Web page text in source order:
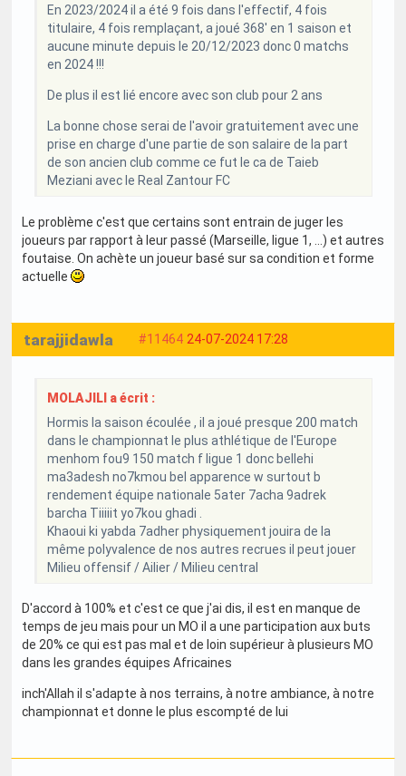
En 2023/2024 il a été 9 fois dans l'effectif, 4 fois
titulaire, 4 fois remplaçant, a joué 368' en 1 saison et
aucune minute depuis le 20/12/2023 donc 0 matchs
en 2024 !!!
De plus il est lié encore avec son club pour 2 ans
La bonne chose serai de l'avoir gratuitement avec une
prise en charge d'une partie de son salaire de la part
de son ancien club comme ce fut le ca de Taieb
Meziani avec le Real Zantour FC
Le problème c'est que certains sont entrain de juger les
joueurs par rapport à leur passé (Marseille, ligue 1, ...) et autres
foutaise. On achète un joueur basé sur sa condition et forme
actuelle
#11464 24-07-2024 17:28
tarajjidawla
MOLAJILI a écrit :
Hormis la saison écoulée , il a joué presque 200 match
dans le championnat le plus athlétique de l'Europe
menhom fou9 150 match f ligue 1 donc bellehi
ma3adesh no7kmou bel apparence w surtout b
rendement équipe nationale 5ater 7acha 9adrek
barcha Tiiiiit yo7kou ghadi .
Khaoui ki yabda 7adher physiquement jouira de la
même polyvalence de nos autres recrues il peut jouer
Milieu offensif / Ailier / Milieu central
D'accord à 100% et c'est ce que j'ai dis, il est en manque de
temps de jeu mais pour un MO il a une participation aux buts
de 20% ce qui est pas mal et de loin supérieur à plusieurs MO
dans les grandes équipes Africaines
inch'Allah il s'adapte à nos terrains, à notre ambiance, à notre
championnat et donne le plus escompté de lui